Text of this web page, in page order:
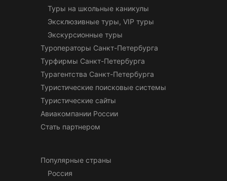
Туры на школьные каникулы
Эксклюзивные туры, VIP туры
Экскурсионные туры
Туроператоры Санкт-Петербурга
Турфирмы Санкт-Петербурга
Турагентства Санкт-Петербурга
Туристические поисковые системы
Туристические сайты
Авиакомпании России
Стать партнером
Популярные страны
Россия